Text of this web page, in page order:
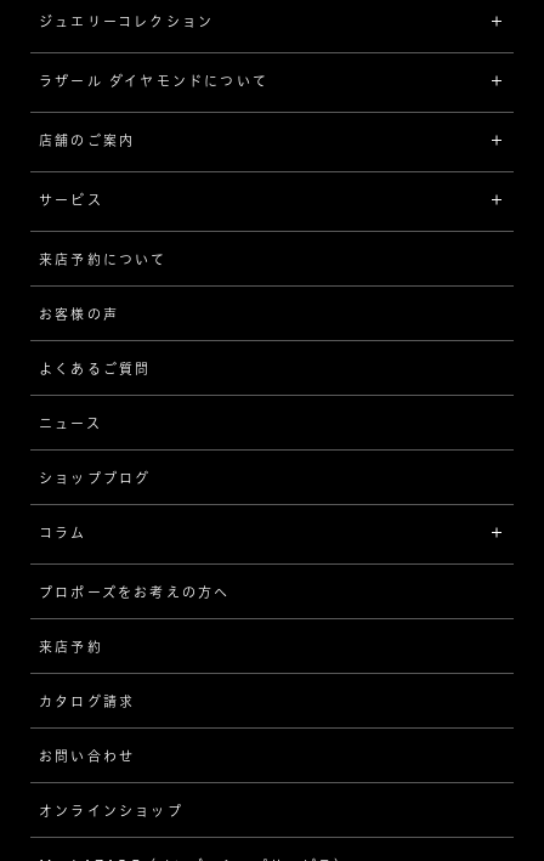
婚約指輪（エンゲージリング）
[素材から選ぶ]
プラチナ
イエローゴールド
コンビネーション
[フォルムから選ぶ]
ストレート
ウェーブ
V字
[セッテイングから選ぶ]
ソリテール
ワンサイドメレ
ダブルサイドメレ
ラインメレ
人気の婚約指輪
ジュエリーコレクション
ジュエリーコレクショントップ
ジュエリー一覧
リング
ネックレス/ペンダント
ピアス/イヤリング
ブレスレット
ラザール ダイヤモンドについて
ラザール ダイヤモンドについて
品質
歴史
企業の取り組み
店舗のご案内
サービス
サービスについて
アフターサービス
MESSAGE IN DIAMOND
品質保証
ブライダルアイテム
来店予約について
お客様の声
よくあるご質問
ニュース
ショップブログ
コラム
インタビュー
指輪
ダイヤモンド
プロポーズ
結婚式
プロポーズをお考えの方へ
来店予約
カタログ請求
お問い合わせ
オンラインショップ